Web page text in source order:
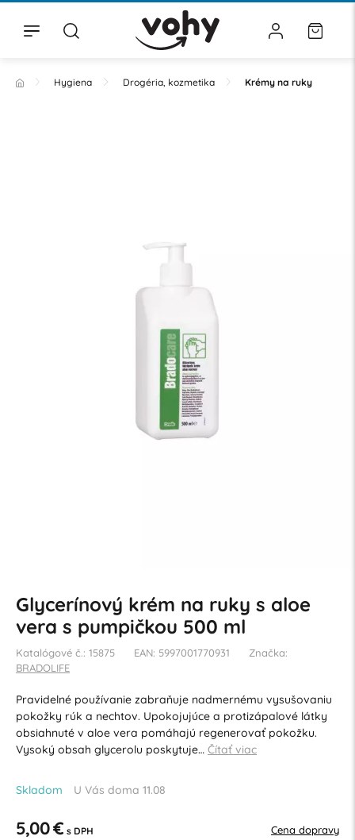
Hygiena Drogéria, kozmetika Krémy na ruky
Glycerínový krém na ruky s aloe
vera s pumpičkou 500 ml
Katalógové č.: 15875 EAN: 5997001770931
Značka:
BRADOLIFE
Pravidelné používanie zabraňuje nadmernému vysušovaniu
pokožky rúk a nechtov. Upokojujúce a protizápalové látky
obsiahnuté v aloe vera pomáhajú regenerovať pokožku.
Vysoký obsah glycerolu poskytuje… Čítať viac
Skladom U Vás doma 11.08
5,00 € s DPH Cena dopravy